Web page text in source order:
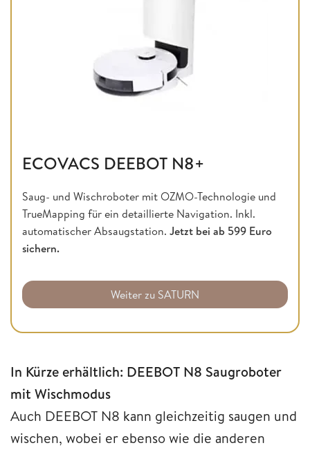
ECOVACS DEEBOT N8+
Saug- und Wischroboter mit OZMO-Technologie und
TrueMapping für ein detaillierte Navigation. Inkl.
automatischer Absaugstation. Jetzt bei ab 599 Euro
sichern.
Weiter zu SATURN
In Kürze erhältlich: DEEBOT N8 Saugroboter
mit Wischmodus
Auch DEEBOT N8 kann gleichzeitig saugen und
wischen, wobei er ebenso wie die anderen